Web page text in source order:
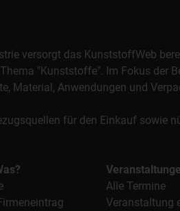
versorgt das KunststoffWeb
"Kunststoffe". Im Fokus der
Material, Anwendungen und
für den Einkauf sowie
Alle Termine
Veranstaltung